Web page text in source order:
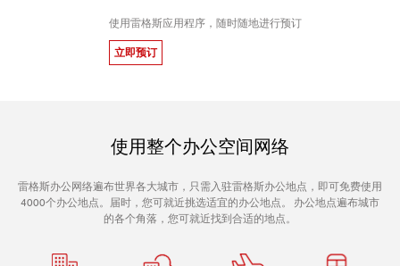
使用雷格斯应用程序，随时随地进行预订
立即预订
使用整个办公空间网络
雷格斯办公网络遍布世界各大城市，只需入驻雷格斯办公地点，即可免费使用
4000个办公地点。届时，您可就近挑选适宜的办公地点。 办公地点遍布城市
的各个角落，您可就近找到合适的地点。